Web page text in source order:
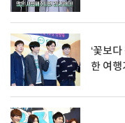
‘꽃보
한 여행